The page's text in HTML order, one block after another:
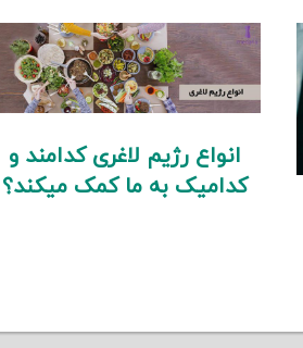
انواع رژیم لاغری کدامند و
کدامیک به ما کمک میکند؟